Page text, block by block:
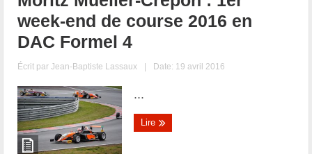
week-end de course 2016 en
DAC Formel 4
Écrit parJean-Baptiste Lassaux | Date: 19 avril 2016
...
Lire